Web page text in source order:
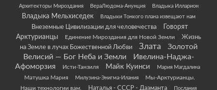
Архитекторы Мироздания ВераЛюдома-Анунция Владыка Илларион
Владыка Мельхиседек Владыки Тонкого плана извещают нам
Внеземные Цивилизации для человечества
Говорят
Арктурианцы
Единение Мироздания для Новой Земли
Жизнь
на Земле в лучах Божественной Любви
Злата
Золотой
Велисий — Бог Неба и Земли
Ивелина-Наджа-
Афоморзия
Исти-Танзиля Майк Куинси Мария Магдалина
Матушка Мария Милузина-Энигма-Илания
Мы-Арктурианцы.
Наши технологии вам.
Наталья - СССР - Даэманта
Послания